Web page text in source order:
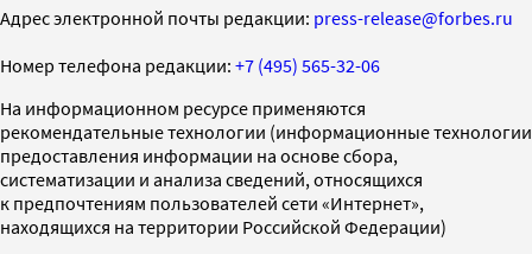
Адрес электронной почты редакции: press-release@forbes.ru
Номер телефона редакции: +7 (495) 565-32-06
На информационном ресурсе применяются
рекомендательные технологии (информационные технологии
предоставления информации на основе сбора,
систематизации и анализа сведений, относящихся
к предпочтениям пользователей сети «Интернет»,
находящихся на территории Российской Федерации)